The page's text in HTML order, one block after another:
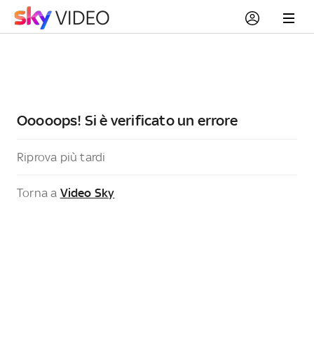
Ooooops! Si è verificato un errore
Riprova più tardi
Torna a Video Sky